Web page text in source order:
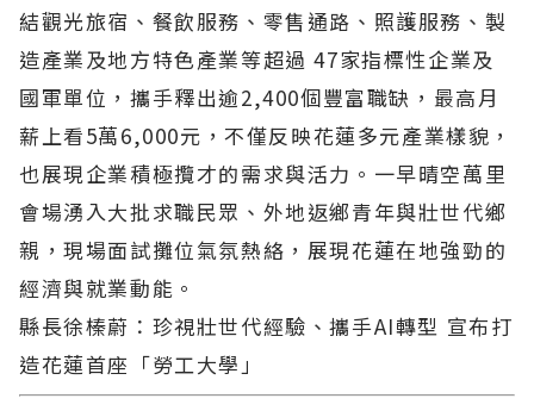
結觀光旅宿、餐飲服務、零售通路、照護服務、製
造產業及地方特色產業等超過 47家指標性企業及
國軍單位，攜手釋出逾2,400個豐富職缺，最高月
薪上看5萬6,000元，不僅反映花蓮多元產業樣貌，
也展現企業積極攬才的需求與活力。一早晴空萬里
會場湧入大批求職民眾、外地返鄉青年與壯世代鄉
親，現場面試攤位氣氛熱絡，展現花蓮在地強勁的
經濟與就業動能。
縣長徐榛蔚：珍視壯世代經驗、攜手AI轉型 宣布打
造花蓮首座「勞工大學」